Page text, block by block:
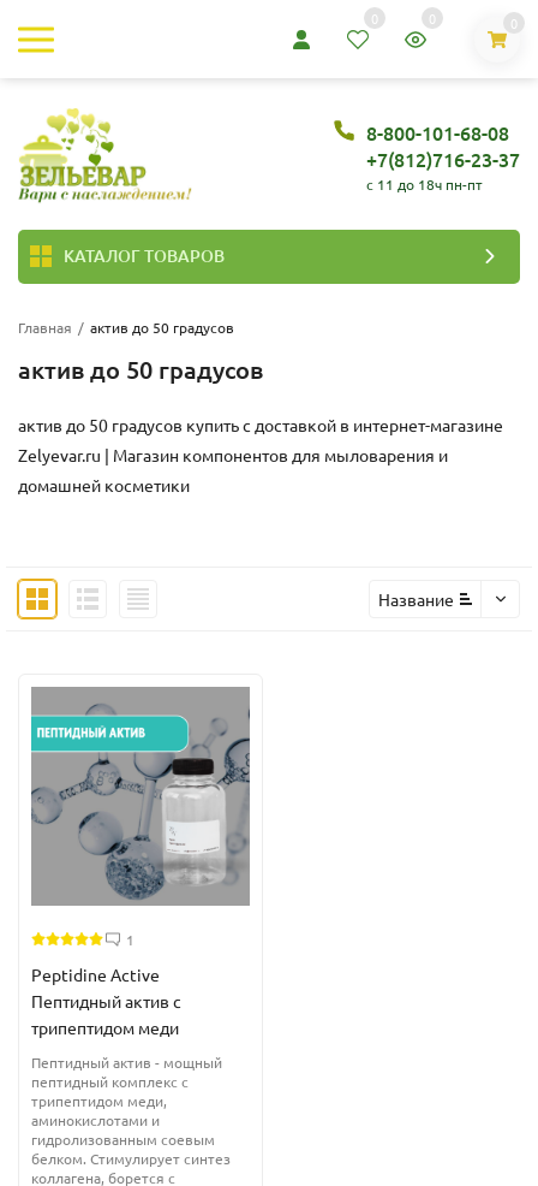
0 0 0
8-800-101-68-08
+7(812)716-23-37
c 11 до 18ч пн-пт
КАТАЛОГ ТОВАРОВ
Главная / актив до 50 градусов
актив до 50 градусов
актив до 50 градусов купить с доставкой в интернет-магазине
Zelyevar.ru | Магазин компонентов для мыловарения и
домашней косметики
Название
1
Peptidine Active
Пептидный актив с
трипептидом меди
Пептидный актив - мощный
пептидный комплекс с
трипептидом меди,
аминокислотами и
гидролизованным соевым
белком. Стимулирует синтез
коллагена, борется с